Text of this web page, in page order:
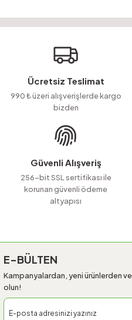
Görüş ve önerileriniz için teşekkür
Ürün resmi kalitesiz, bozuk veya
Ürün açıklamasında eksik bilgiler
Ürün bilgilerinde hatalar bulunuyor.
Ürün fiyatı diğer sitelerden daha
Bu ürüne benzer farklı alternatifler
Ücretsiz Teslimat
990 ₺ üzeri alışverişlerde kargo
bizden
Güvenli Alışveriş
256-bit SSL sertifikası ile
korunan güvenli ödeme
altyapısı
E-BÜLTEN
Kampanyalardan, yeni ürünlerden
olun!